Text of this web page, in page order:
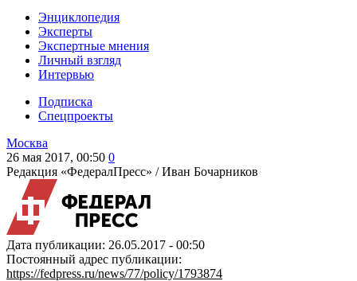
Энциклопедия
Эксперты
Экспертные мнения
Личный взгляд
Интервью
Подписка
Спецпроекты
Москва
26 мая 2017, 00:50 0
Редакция «ФедералПресс» /Иван Бочарников
Дата публикации: 26.05.2017 - 00:50
Постоянный адрес публикации:
https://fedpress.ru/news/77/policy/1793874